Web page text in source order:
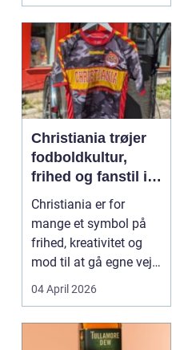
Christiania trøjer
fodboldkultur,
frihed og fanstil i
ét
Christiania er for
mange et symbol på
frihed, kreativitet og
mod til at gå egne veje.
Den samme ånd ...
04 April 2026